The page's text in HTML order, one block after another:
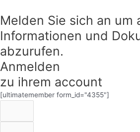
Melden Sie sich an um
Informationen und
abzurufen.
Anmelden
zu ihrem account
[ultimatemember form_id="4355"]